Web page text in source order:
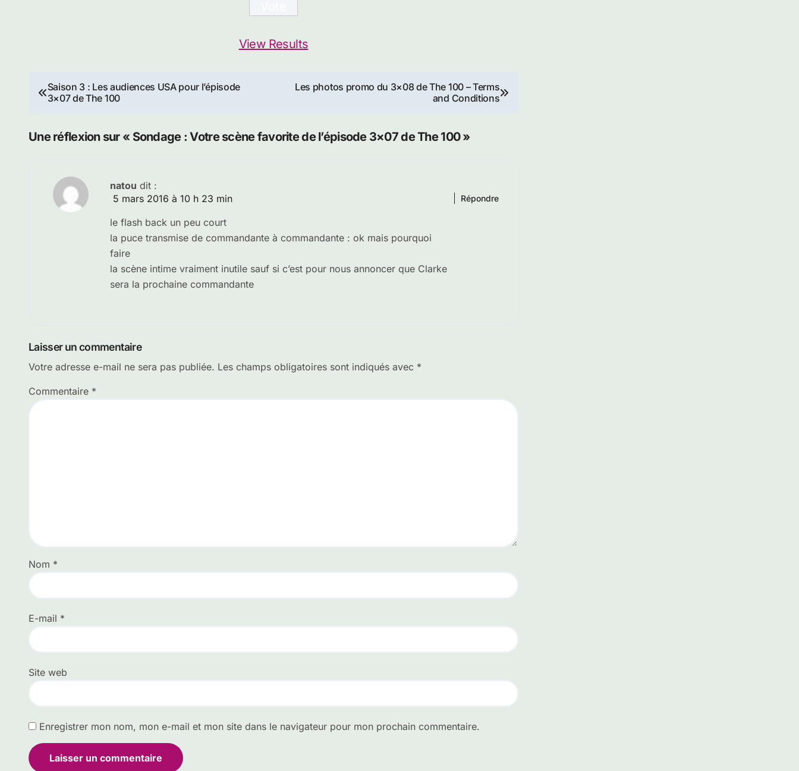
View Results
Navigation
l’article
Saison 3 : Les audiences USA pour l’épisode
3×07 de The 100
Les photos promo du 3×08 de The 100 – Terms
and Conditions
Une réflexion sur « Sondage : Votre scène favorite de l’épisode 3×07 de The 100 »
natou dit :
5 mars 2016 à 10 h 23 min
le flash back un peu court
la puce transmise de commandante à commandante : ok mais pourquoi
faire
la scène intime vraiment inutile sauf si c’est pour nous annoncer que Clarke
sera la prochaine commandante
Répondre
Laisser un commentaire
Votre adresse e-mail ne sera pas publiée. Les champs obligatoires sont indiqués avec *
Commentaire *
Nom *
E-mail *
Site web
Enregistrer mon nom, mon e-mail et mon site dans le navigateur pour mon prochain commentaire.